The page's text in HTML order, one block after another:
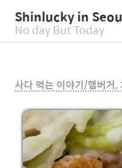
Shinlucky in
No day But Today
사다 먹는 이야기/햄버거,